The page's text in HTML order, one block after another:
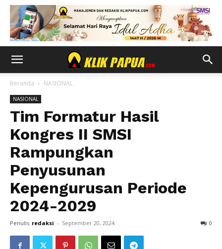
Beranda NASIONAL
NASIONAL
Tim Formatur Hasil
Kongres II SMSI
Rampungkan
Penyusunan
Kepengurusan Periode
2024-2029
Penulis redaksi - September 20, 2024 0